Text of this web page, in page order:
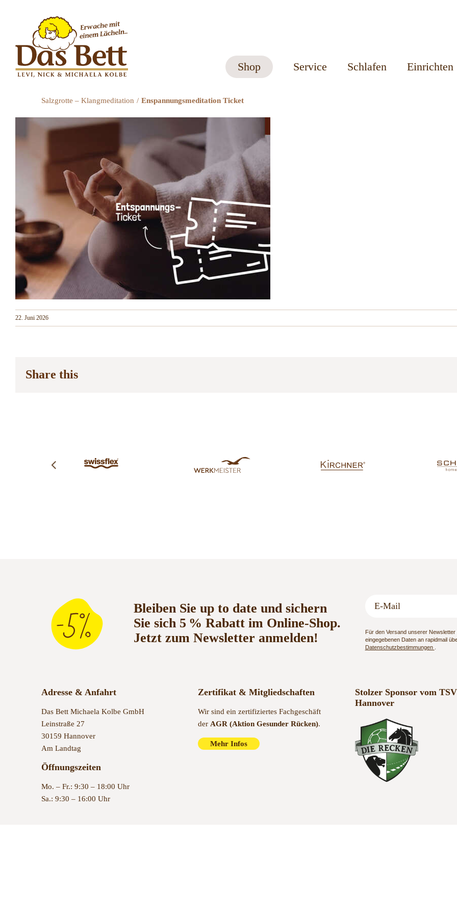
Shop Service Schlafen Einrichten
Salzgrotte – Klangmeditation Enspannungsmeditation Ticket
22. Juni 2026
Share this
Bleiben Sie up to date und sichern
Sie sich 5 % Rabatt im Online-Shop.
Jetzt zum Newsletter anmelden!
Für den Versand unserer
eingegebenen Daten an rapidmail
Datenschutzbestimmungen
Adresse & Anfahrt
Das Bett Michaela Kolbe GmbH
Leinstraße 27
30159 Hannover
Am Landtag
Öffnungszeiten
Mo. – Fr.: 9:30 – 18:00 Uhr
Sa.: 9:30 – 16:00 Uhr
Zertifikat & Mitgliedschaften
Wir sind ein zertifiziertes Fachgeschäft
der AGR (Aktion Gesunder Rücken).
Mehr Infos
Stolzer Sponsor vom TSV
Hannover